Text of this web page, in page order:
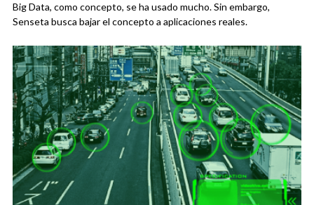
Big Data, como concepto, se ha usado mucho. Sin embargo,
Senseta busca bajar el concepto a aplicaciones reales.